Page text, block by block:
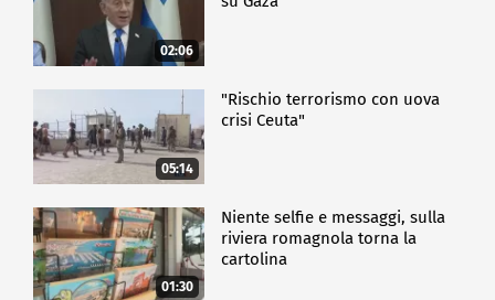
dell'Europa.
02:06
05:14
"Rischio terrorismo con uova
crisi Ceuta"
01:30
Niente selfie e messaggi, sulla
riviera romagnola torna la
cartolina